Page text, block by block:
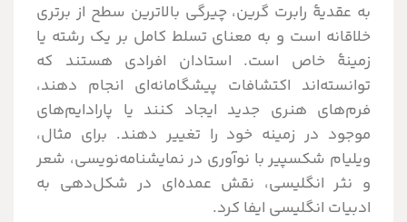
به عقدیۀ رابرت گرین، چیرگی بالاترین سطح از برتری
خلاقانه است و به معنای تسلط کامل بر یک رشته یا
زمینۀ خاص است. استادان افرادی هستند که
توانسته‌اند اکتشافات پیشگامانه‌ای انجام دهند،
فرم‌های هنری جدید ایجاد کنند یا پارادایم‌های
موجود در زمینه خود را تغییر دهند. برای مثال،
ویلیام شکسپیر با نوآوری در نمایشنامه‌نویسی، شعر
و نثر انگلیسی، نقش عمده‌ای در شکل‌دهی به
ادبیات انگلیسی ایفا کرد.